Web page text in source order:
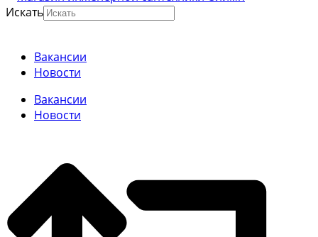
Искать
Вакансии
Новости
Вакансии
Новости